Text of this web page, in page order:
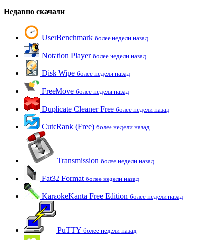
Недавно скачали
UserBenchmark более недели назад
Notation Player более недели назад
Disk Wipe более недели назад
FreeMove более недели назад
Duplicate Cleaner Free более недели назад
CuteRank (Free) более недели назад
Transmission более недели назад
Fat32 Format более недели назад
KaraokeKanta Free Edition более недели назад
PuTTY более недели назад